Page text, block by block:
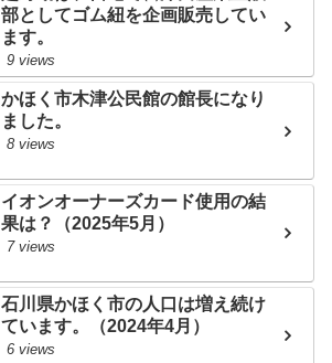
部としてゴム紐を企画販売してい
ます。
9 views
かほく市木津公民館の館長になり
ました。
8 views
イオンオーナーズカード使用の結
果は？（2025年5月）
7 views
石川県かほく市の人口は増え続け
ています。（2024年4月）
6 views